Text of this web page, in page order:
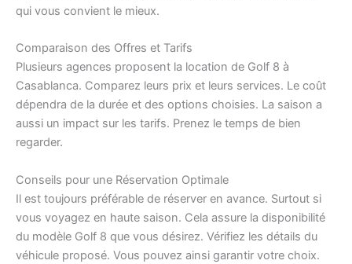
qui vous convient le mieux.
Comparaison des Offres et Tarifs
Plusieurs agences proposent la location de Golf 8 à
Casablanca. Comparez leurs prix et leurs services. Le coût
dépendra de la durée et des options choisies. La saison a
aussi un impact sur les tarifs. Prenez le temps de bien
regarder.
Conseils pour une Réservation Optimale
Il est toujours préférable de réserver en avance. Surtout si
vous voyagez en haute saison. Cela assure la disponibilité
du modèle Golf 8 que vous désirez. Vérifiez les détails du
véhicule proposé. Vous pouvez ainsi garantir votre choix.